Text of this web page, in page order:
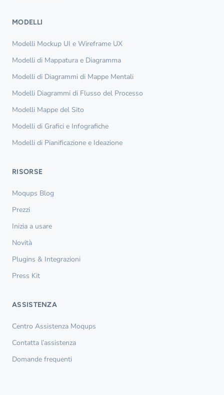
MODELLI
Modelli Mockup UI e Wireframe UX
Modelli di Mappatura e Diagramma
Modelli di Diagrammi di Mappe Mentali
Modelli Diagrammi di Flusso del Processo
Modelli Mappe del Sito
Modelli di Grafici e Infografiche
Modelli di Pianificazione e Ideazione
RISORSE
Moqups Blog
Prezzi
Inizia a usare
Novità
Plugins & Integrazioni
Press Kit
ASSISTENZA
Centro Assistenza Moqups
Contatta l’assistenza
Domande frequenti